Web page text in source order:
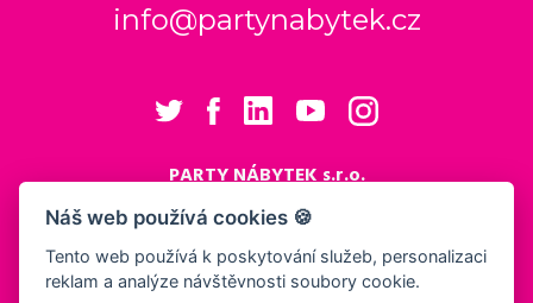
Náš web používá cookies 🍪
Tento web používá k poskytování služeb, personalizaci
reklam a analýze návštěvnosti soubory cookie.
info@partynabytek.cz
PARTY NÁBYTEK s.r.o.
Cukrovarská 984
Logistický areál Cukrovar Čakovice
196 00 Praha 9 - Čakovice